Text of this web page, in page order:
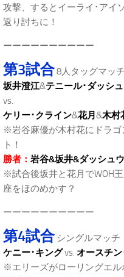
攻撃、するとイーライ･アイ
返り討ちに！
ーーーーーーーーーー
第3試合8人タッグマッチ
坂井澄江&テニール･ダッシ
vs.
ケリー･クライン&花月 &木村
※岩谷麻優が木村花にドラ
ト！
勝者： 岩谷&坂井&ダッシュ
※試合後坂井と花月でWOH
座をほのめかす？
ーーーーーーーーーー
第4試合シングルマッチ
ケニー･キングvs. オースチ
※エリーズがローリングエル